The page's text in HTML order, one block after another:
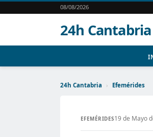
08/08/2026
24h Cantabria
24h Cantabria › Efemérides
EFEMÉRIDES19 de Mayo